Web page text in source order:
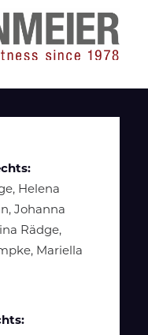
Helena
Johanna
Rädge,
Mariella